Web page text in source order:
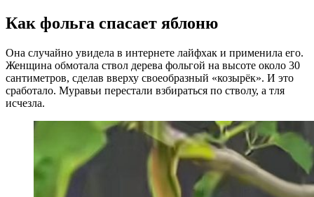
Как фольга спасает яблоню
Она случайно увидела в интернете лайфхак и применила его.
Женщина обмотала ствол дерева фольгой на высоте около 30
сантиметров, сделав вверху своеобразный «козырёк». И это
сработало. Муравьи перестали взбираться по стволу, а тля
исчезла.